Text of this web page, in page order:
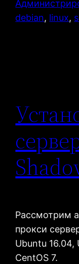
debian, linux,
Рассмотрим
прокси
Ubuntu 16.04,
CentOS 7.